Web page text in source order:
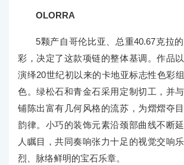
OLORRA
5颗产自哥伦比亚、总重40.67克拉
彩，决定了这款项链的整体基调。作品
演绎20世纪初以来的卡地亚标志性色
色。绿松石和青金石采用定制切工，并
铺陈出富有几何风格的流苏，为熠熠夺
韵律。小巧的装饰元素沿颈部曲线不断
人瞩目，共同奏响张力十足的视觉交响
烈、脉络鲜明的宝石乐章。